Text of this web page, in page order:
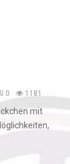
0 1181
mit